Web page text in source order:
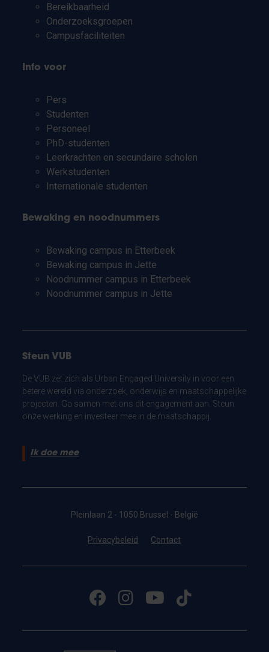
Bereikbaarheid
Onderzoeksgroepen
Campusfaciliteiten
Info voor
Pers
Studenten
Personeel
PhD-studenten
Leerkrachten en secundaire scholen
Werkstudenten
Internationale studenten
Bewaking en noodnummers
Bewaking campus in Etterbeek
Bewaking campus in Jette
Noodnummer campus in Etterbeek
Noodnummer campus in Jette
Steun VUB
De VUB zet zich als Urban Engaged University in voor een
betere wereld via onderzoek, onderwijs en maatschappelijke
projecten. Ga samen met ons dit engagement aan. Steun
onze werking en investeer mee in de maatschappij.
Ik doe mee
Pleinlaan 2 - 1050 Brussel - België
Privacybeleid Contact